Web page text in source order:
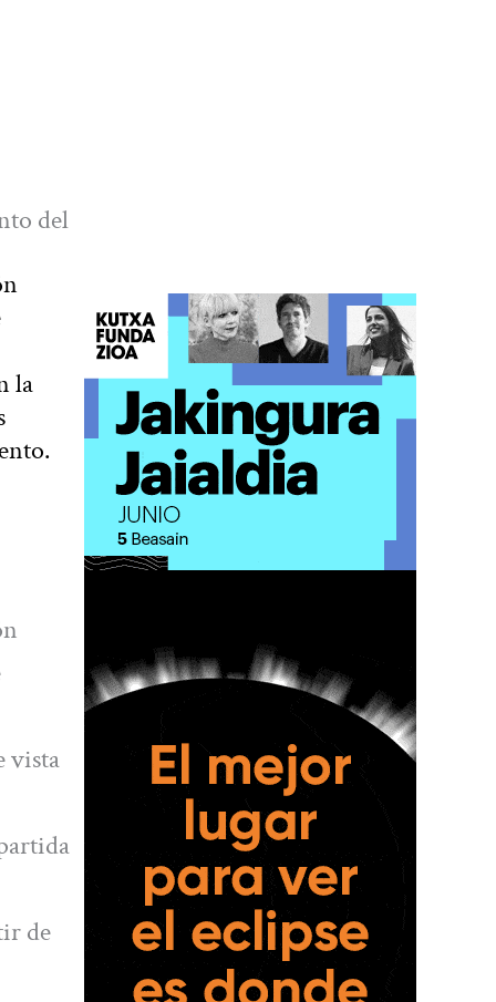
del
la
vista
de